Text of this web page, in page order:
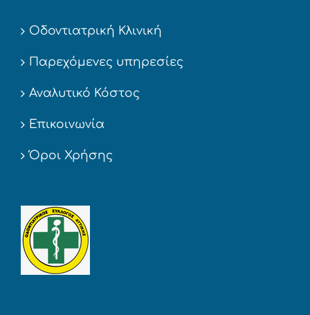
Οδοντιατρική Κλινική
Παρεχόμενες υπηρεσίες
Αναλυτικό Κόστος
Επικοινωνία
Όροι Χρήσης